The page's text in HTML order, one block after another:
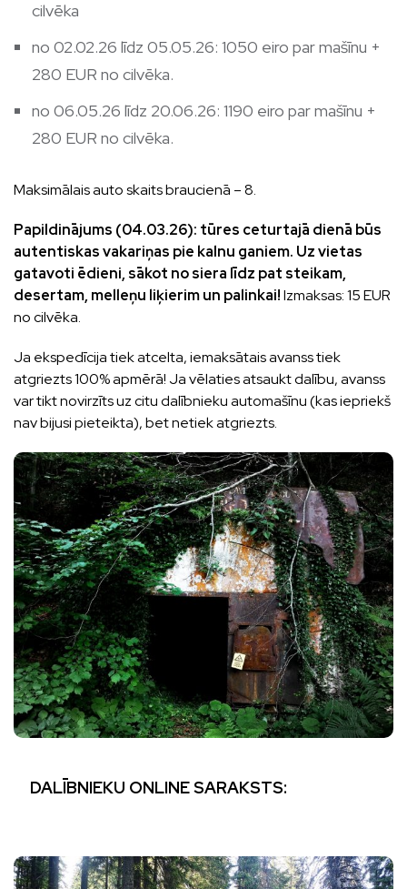
cilvēka
no 02.02.26 līdz 05.05.26: 1050 eiro par mašīnu +
280 EUR no cilvēka.
no 06.05.26 līdz 20.06.26: 1190 eiro par mašīnu +
280 EUR no cilvēka.
Maksimālais auto skaits braucienā – 8.
Papildinājums (04.03.26): tūres ceturtajā dienā būs
autentiskas vakariņas pie kalnu ganiem. Uz vietas
gatavoti ēdieni, sākot no siera līdz pat steikam,
desertam, melleņu liķierim un palinkai!Izmaksas: 15 EUR
no cilvēka.
Ja ekspedīcija tiek atcelta, iemaksātais avanss tiek
atgriezts 100% apmērā! Ja vēlaties atsaukt dalību, avanss
var tikt novirzīts uz citu dalībnieku automašīnu (kas iepriekš
nav bijusi pieteikta), bet netiek atgriezts.
DALĪBNIEKU ONLINESARAKSTS: